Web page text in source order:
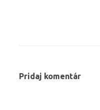
Pridaj komentár